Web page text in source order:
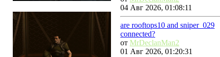
04 Авг 2026, 01:08:11
are rooftops10 and sniper_029
connected?
от MrDeclanMan2
01 Авг 2026, 01:20:31